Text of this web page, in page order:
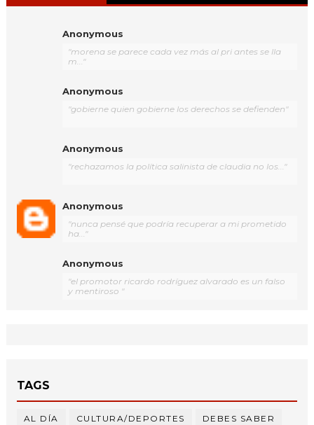
Anonymous
"morena se parece cada vez más al pri antes se lla
m..."
Anonymous
"gobierne quien gobierne los derechos se defienden"
Anonymous
"rechazamos la política salinista de claudia no los..."
Anonymous
"nunca pensé que podría recuperar a mi prometido
ha..."
Anonymous
"el promotor ricardo rodríguez alvarado es un falso
y mentiroso "
TAGS
AL DÍA CULTURA/DEPORTES DEBES SABER